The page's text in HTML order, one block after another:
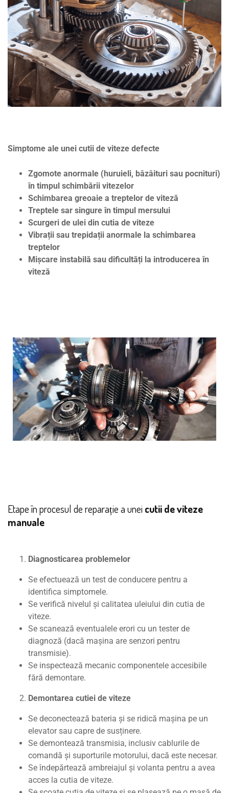
Simptome ale unei cutii de viteze defecte
Zgomote anormale (huruieli, bâzâituri sau pocnituri)
în timpul schimbării vitezelor
Schimbarea greoaie a treptelor de viteză
Treptele sar singure în timpul mersului
Scurgeri de ulei din cutia de viteze
Vibrații sau trepidații anormale la schimbarea
treptelor
Mișcare instabilă sau dificultăți la introducerea în
viteză
Etape în procesul de reparație a unei cutii de viteze
manuale
Diagnosticarea problemelor
Se efectuează un test de conducere pentru a
identifica simptomele.
Se verifică nivelul și calitatea uleiului din cutia de
viteze.
Se scanează eventualele erori cu un tester de
diagnoză (dacă mașina are senzori pentru
transmisie).
Se inspectează mecanic componentele accesibile
fără demontare.
Demontarea cutiei de viteze
Se deconectează bateria și se ridică mașina pe un
elevator sau capre de susținere.
Se demontează transmisia, inclusiv cablurile de
comandă și suporturile motorului, dacă este necesar.
Se îndepărtează ambreiajul și volanta pentru a avea
acces la cutia de viteze.